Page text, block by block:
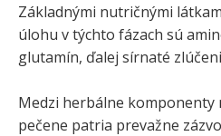
Základnými nutričnými
úlohu v týchto fázach sú
glutamín, ďalej sírnaté
Medzi herbálne komponenty
pečene patria prevažne